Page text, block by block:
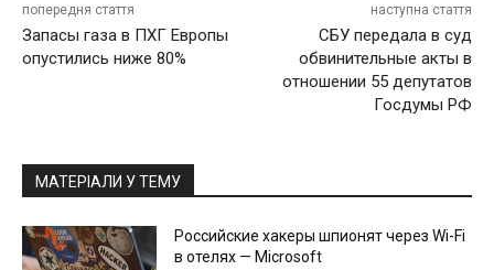
попередня стаття
Запасы газа в ПХГ Европы
опустились ниже 80%
наступна стаття
СБУ передала в суд
обвинительные акты в
отношении 55 депутатов
Госдумы РФ
МАТЕРІАЛИ У ТЕМУ
Российские хакеры шпионят через Wi-Fi
в отелях — Microsoft